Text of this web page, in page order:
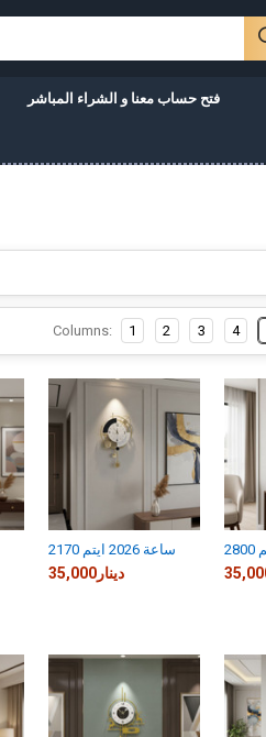
فتح حساب معنا و الشراء المباشر
Columns: 1 2 3 4
ساعة 2026 ايتم 2170
35,000دينار